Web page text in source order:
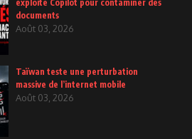
exploite Copilot pour contaminer des
documents
Août 03, 2026
Taïwan teste une perturbation
massive de l’internet mobile
Août 03, 2026